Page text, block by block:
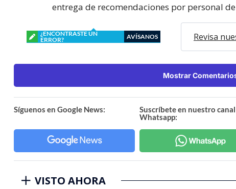
entrega de recomendaciones por personal
¿ENCONTRASTE UN
ERROR?
AVÍSANOS Revisa
Mostrar
Síguenos en Google News:
Suscríbete en nuestro
Whatsapp:
VISTO AHORA